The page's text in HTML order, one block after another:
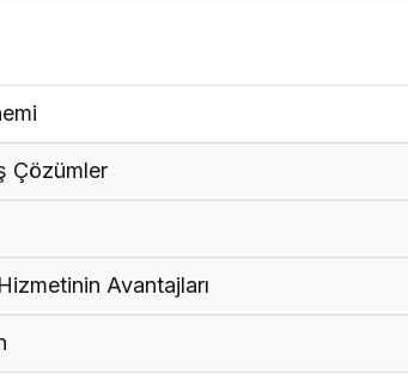
Çözümler
Avantajları